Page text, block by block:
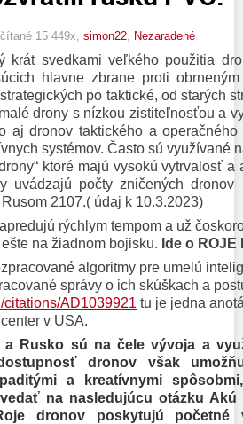
15 449x, simon22 Nezaradené
krát svedkami veľkého použitia
hlavne zbrane proti
po taktické, od starých
drony s nízkou zistiteľnosťou a
aj dronov taktického a
systémov. Často sú využívané
ktoré majú vysokú vytrvalosť
uvádzajú počty zničených dronov
2107.( údaj k 10.3.2023)
rýchlym tempom a už
na žiadnom bojisku. Ide o ROJE
algoritmy pre umelú
správy o ich skúškach a
citations/AD1039921 tu je jedna
v USA.
a Rusko sú na čele vývoja a
dronov však
a kreatívnymi
na nasledujúcu otázku
dronov poskytujú početné